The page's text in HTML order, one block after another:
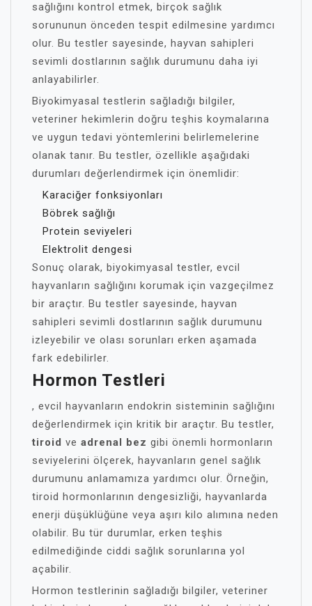
sağlığını kontrol etmek, birçok sağlık
sorununun önceden tespit edilmesine yardımcı
olur. Bu testler sayesinde, hayvan sahipleri
sevimli dostlarının sağlık durumunu daha iyi
anlayabilirler.
Biyokimyasal testlerin sağladığı bilgiler,
veteriner hekimlerin doğru teşhis koymalarına
ve uygun tedavi yöntemlerini belirlemelerine
olanak tanır. Bu testler, özellikle aşağıdaki
durumları değerlendirmek için önemlidir:
Karaciğer fonksiyonları
Böbrek sağlığı
Protein seviyeleri
Elektrolit dengesi
Sonuç olarak, biyokimyasal testler, evcil
hayvanların sağlığını korumak için vazgeçilmez
bir araçtır. Bu testler sayesinde, hayvan
sahipleri sevimli dostlarının sağlık durumunu
izleyebilir ve olası sorunları erken aşamada
fark edebilirler.
Hormon Testleri
, evcil hayvanların endokrin sisteminin sağlığını
değerlendirmek için kritik bir araçtır. Bu testler,
tiroid ve adrenal bez gibi önemli hormonların
seviyelerini ölçerek, hayvanların genel sağlık
durumunu anlamamıza yardımcı olur. Örneğin,
tiroid hormonlarının dengesizliği, hayvanlarda
enerji düşüklüğüne veya aşırı kilo alımına neden
olabilir. Bu tür durumlar, erken teşhis
edilmediğinde ciddi sağlık sorunlarına yol
açabilir.
Hormon testlerinin sağladığı bilgiler, veteriner